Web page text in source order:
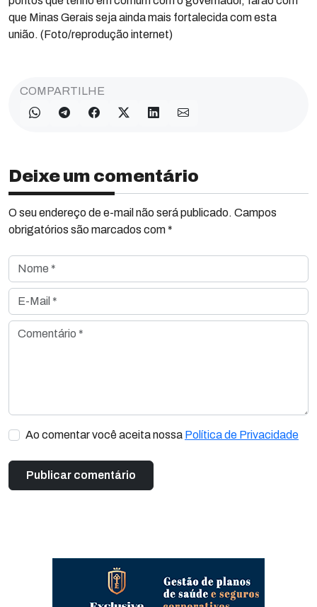
que Minas Gerais seja ainda mais fortalecida com esta
união. (Foto/reprodução internet)
COMPARTILHE
Deixe um comentário
O seu endereço de e-mail não será publicado. Campos
obrigatórios são marcados com *
Nome *
E-Mail *
Comentário *
Ao comentar você aceita nossa Política de Privacidade